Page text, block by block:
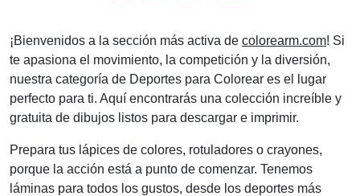
¡Bienvenidos a la sección más activa de colorearm.com! Si
te apasiona el movimiento, la competición y la diversión,
nuestra categoría de Deportes para Colorear es el lugar
perfecto para ti. Aquí encontrarás una colección increíble y
gratuita de dibujos listos para descargar e imprimir.
Prepara tus lápices de colores, rotuladores o crayones,
porque la acción está a punto de comenzar. Tenemos
láminas para todos los gustos, desde los deportes más